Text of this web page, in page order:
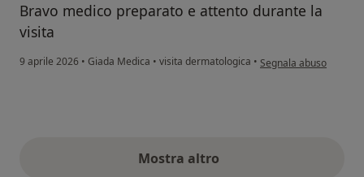
Bravo medico preparato e attento durante la
visita
9 aprile 2026 • Giada Medica • visita dermatologica • secondo l'opinione
Segnala abuso
Mostra altroopinioni di cui sopra